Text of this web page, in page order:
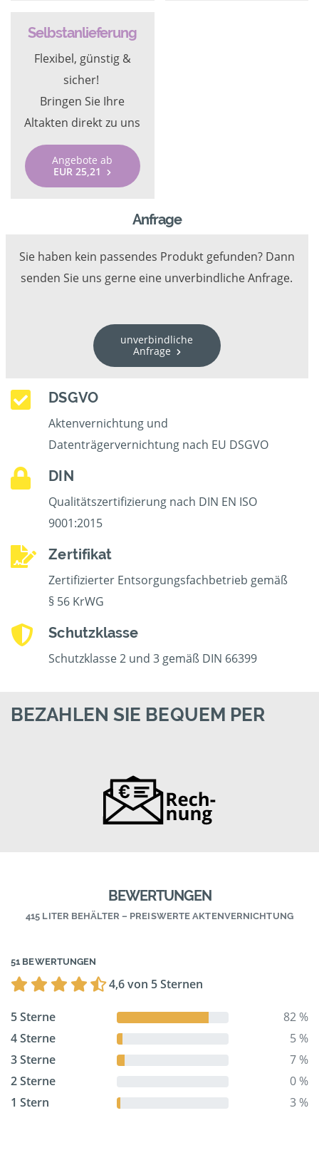
Selbstanlieferung
Flexibel, günstig &
sicher!
Bringen Sie Ihre
Altakten direkt zu uns
Angebote ab
EUR 25,21
Anfrage
Sie haben kein passendes Produkt gefunden? Dann
senden Sie uns gerne eine unverbindliche Anfrage.
unverbindliche
Anfrage
DSGVO
Aktenvernichtung und
Datenträgervernichtung nach EU DSGVO
DIN
Qualitätszertifizierung nach DIN EN ISO
9001:2015
Zertifikat
Zertifizierter Entsorgungsfachbetrieb gemäß
§ 56 KrWG
Schutzklasse
Schutzklasse 2 und 3 gemäß DIN 66399
BEZAHLEN SIE BEQUEM PER
BEWERTUNGEN
415 LITER BEHÄLTER – PREISWERTE AKTENVERNICHTUNG
51 BEWERTUNGEN
4,6 von 5 Sternen
5 Sterne
82 %
4 Sterne
5 %
3 Sterne
7 %
2 Sterne
0 %
1 Stern
3 %